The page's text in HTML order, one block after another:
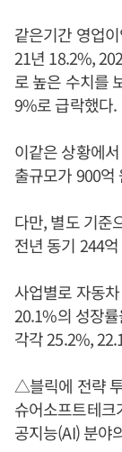
같은기간 영업
21년 18.2%,
로 높은 수치를
9%로 급락했다.
이같은 상황에
출규모가 900억
다만, 별도 기준
전년 동기 244
사업별로 자동
20.1%의 성장률
각각 25.2%,
△블릭에 전략
슈어소프트테크
공지능(AI) 분야